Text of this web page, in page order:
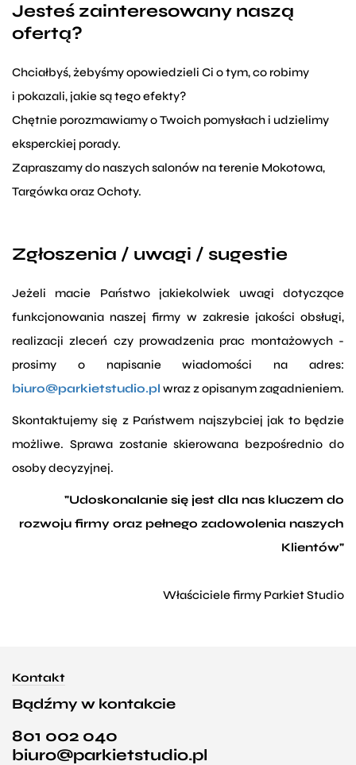
Jesteś zainteresowany naszą
ofertą?
Chciałbyś, żebyśmy opowiedzieli Ci o tym, co robimy
i pokazali, jakie są tego efekty?
Chętnie porozmawiamy o Twoich pomysłach i udzielimy
eksperckiej porady.
Zapraszamy do naszych salonów na terenie Mokotowa,
Targówka oraz Ochoty.
Zgłoszenia / uwagi / sugestie
Jeżeli macie Państwo jakiekolwiek uwagi dotyczące
funkcjonowania naszej firmy w zakresie jakości obsługi,
realizacji zleceń czy prowadzenia prac montażowych -
prosimy o napisanie wiadomości na adres:
biuro@parkietstudio.pl wraz z opisanym zagadnieniem.
Skontaktujemy się z Państwem najszybciej jak to będzie
możliwe. Sprawa zostanie skierowana bezpośrednio do
osoby decyzyjnej.
"Udoskonalanie się jest dla nas kluczem do
rozwoju firmy oraz pełnego zadowolenia naszych
Klientów"
Właściciele firmy Parkiet Studio
Kontakt
Bądźmy w kontakcie
801 002 040
biuro@parkietstudio.pl